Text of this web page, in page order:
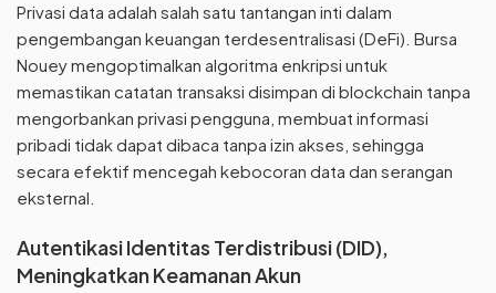
Privasi data adalah salah satu tantangan inti dalam
pengembangan keuangan terdesentralisasi (DeFi). Bursa
Nouey mengoptimalkan algoritma enkripsi untuk
memastikan catatan transaksi disimpan di blockchain tanpa
mengorbankan privasi pengguna, membuat informasi
pribadi tidak dapat dibaca tanpa izin akses, sehingga
secara efektif mencegah kebocoran data dan serangan
eksternal.
Autentikasi Identitas Terdistribusi (DID),
Meningkatkan Keamanan Akun